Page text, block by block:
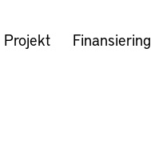
Projekt Finansiering